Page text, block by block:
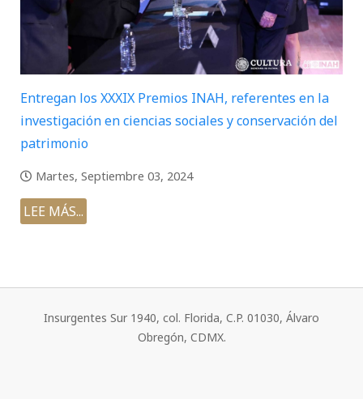
Entregan los XXXIX Premios INAH, referentes en la
investigación en ciencias sociales y conservación del
patrimonio
Martes, Septiembre 03, 2024
LEE MÁS...
Insurgentes Sur 1940, col. Florida, C.P. 01030, Álvaro
Obregón, CDMX.